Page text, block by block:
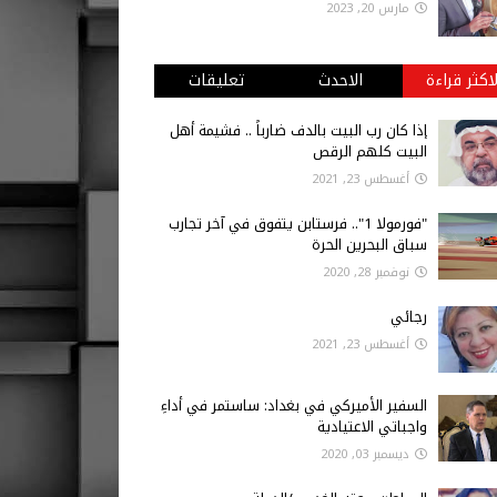
مارس 20, 2023
قراءة الاحدث تعليقات
إذا كان رب البيت بالدف ضارباً .. فشيمة أهل
البيت كلهم الرقص
أغسطس 23, 2021
"فورمولا 1".. فرستابن يتفوق في آخر تجارب
سباق البحرين الحرة
نوفمبر 28, 2020
رجائي
أغسطس 23, 2021
السفير الأميركي في بغداد: ساستمر في أداءِ
واجباتي الاعتيادية
ديسمبر 03, 2020